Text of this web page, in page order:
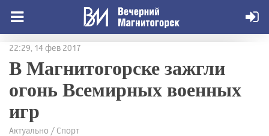
22:29, 14 фев 2017
В Магнитогорске зажгли
огонь Всемирных военных
игр
Актуально / Спорт